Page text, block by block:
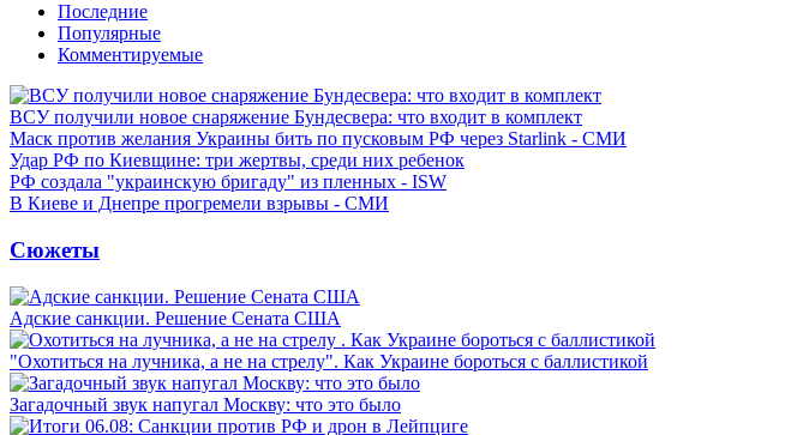
Последние
Популярные
Комментируемые
ВСУ получили новое снаряжение Бундесвера: что входит в комплект
Маск против желания Украины бить по пусковым РФ через Starlink - СМИ
Удар РФ по Киевщине: три жертвы, среди них ребенок
РФ создала "украинскую бригаду" из пленных - ISW
В Киеве и Днепре прогремели взрывы - СМИ
Сюжеты
Адские санкции. Решение Сената США
"Охотиться на лучника, а не на стрелу". Как Украине бороться с баллистикой
Загадочный звук напугал Москву: что это было